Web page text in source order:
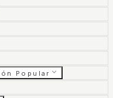
Popular